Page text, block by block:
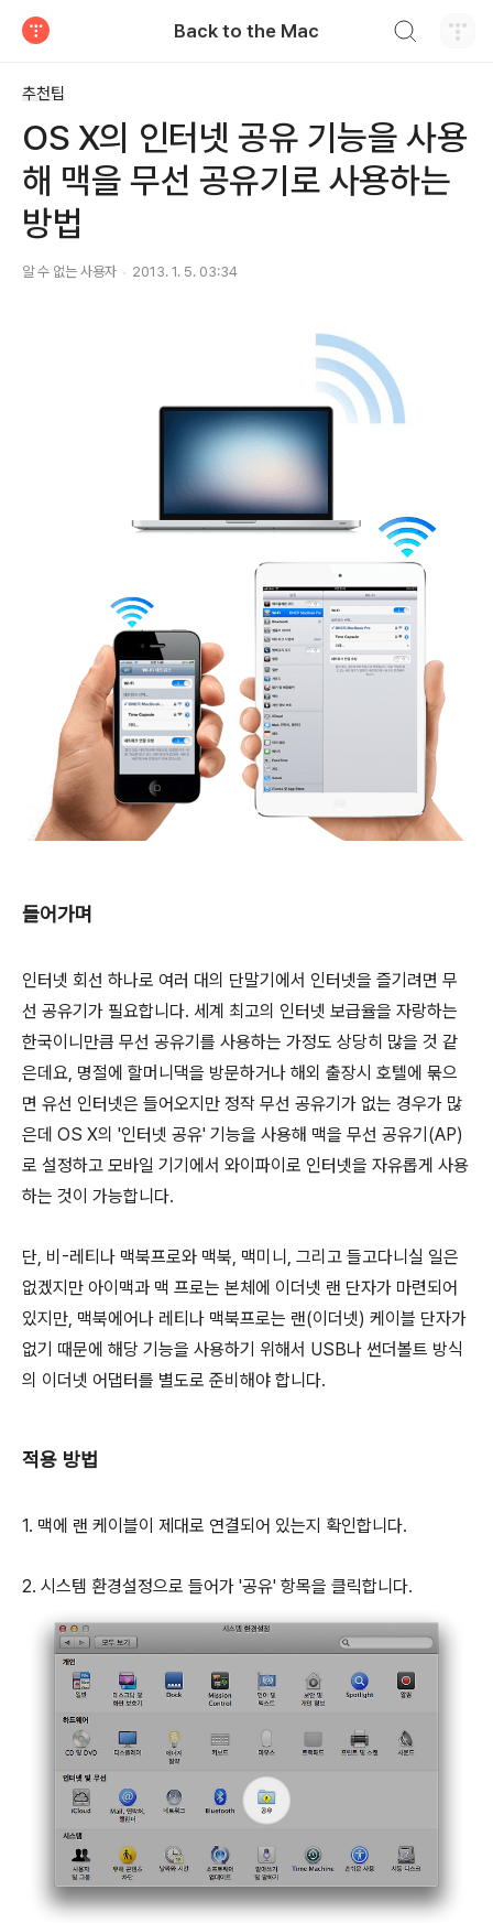
Back to the Mac
추천팁
OS X의 인터넷 공유 기능을 사용
해 맥을 무선 공유기로 사용하는
방법
알 수 없는 사용자 2013. 1. 5. 03:34
들어가며
인터넷 회선 하나로 여러 대의 단말기에서 인터넷을 즐기려면 무
선 공유기가 필요합니다. 세계 최고의 인터넷 보급율을 자랑하는
한국이니만큼 무선 공유기를 사용하는 가정도 상당히 많을 것 같
은데요, 명절에 할머니댁을 방문하거나 해외 출장시 호텔에 묶으
면 유선 인터넷은 들어오지만 정작 무선 공유기가 없는 경우가 많
은데 OS X의 '인터넷 공유' 기능을 사용해 맥을 무선 공유기(AP)
로 설정하고 모바일 기기에서 와이파이로 인터넷을 자유롭게 사용
하는 것이 가능합니다.
단, 비-레티나 맥북프로와 맥북, 맥미니, 그리고 들고다니실 일은
없겠지만 아이맥과 맥 프로는 본체에 이더넷 랜 단자가 마련되어
있지만, 맥북에어나 레티나 맥북프로는 랜(이더넷) 케이블 단자가
없기 때문에 해당 기능을 사용하기 위해서 USB나 썬더볼트 방식
의 이더넷 어댑터를 별도로 준비해야 합니다.
적용 방법
1. 맥에 랜 케이블이 제대로 연결되어 있는지 확인합니다.
2. 시스템 환경설정으로 들어가 '공유' 항목을 클릭합니다.